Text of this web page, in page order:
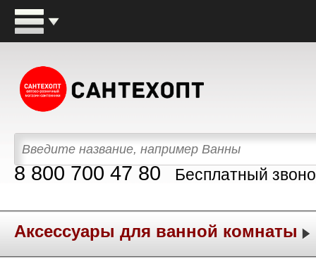
8 800 700 47 80 Бесплатный
Аксессуары для ванной комнаты